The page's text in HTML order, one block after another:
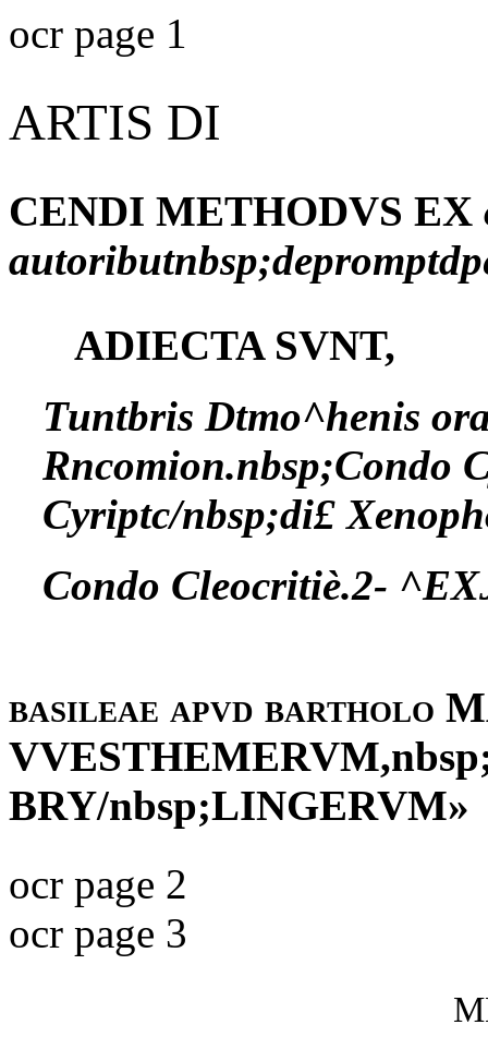
ocr page 1
ARTIS DI
CENDI METHODVS EX
ADIECTA SVNT,
Tuntbris Dtmo^henis
Rncomion.nbsp;Condo
Cyriptc/nbsp;di£
Condo Cleocritiè.2-
basileae apvd bartholo
BRY/nbsp;LINGERVM»
ocr page 2
ocr page 3